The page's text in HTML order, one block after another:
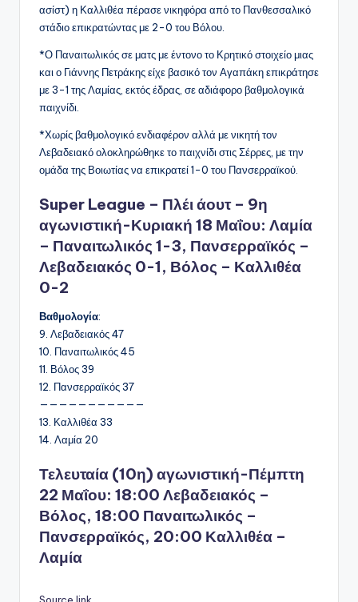
ασίστ) η Καλλιθέα πέρασε νικηφόρα από το Πανθεσσαλικό
στάδιο επικρατώντας με 2-0 του Βόλου.
*Ο Παναιτωλικός σε ματς με έντονο το Κρητικό στοιχείο μιας
και ο Γιάννης Πετράκης είχε βασικό τον Αγαπάκη επικράτησε
με 3-1 της Λαμίας, εκτός έδρας, σε αδιάφορο βαθμολογικά
παιχνίδι.
*Χωρίς βαθμολογικό ενδιαφέρον αλλά με νικητή τον
Λεβαδειακό ολοκληρώθηκε το παιχνίδι στις Σέρρες, με την
ομάδα της Βοιωτίας να επικρατεί 1-0 του Πανσερραϊκού.
Super League – Πλέι άουτ – 9η
αγωνιστική-Κυριακή 18 Μαΐου: Λαμία
– Παναιτωλικός 1-3, Πανσερραϊκός –
Λεβαδειακός 0-1, Βόλος – Καλλιθέα
0-2
Βαθμολογία:
9. Λεβαδειακός 47
10. Παναιτωλικός 45
11. Βόλος 39
12. Πανσερραϊκός 37
———————————
13. Καλλιθέα 33
14. Λαμία 20
Τελευταία (10η) αγωνιστική-Πέμπτη
22 Μαΐου: 18:00 Λεβαδειακός –
Βόλος, 18:00 Παναιτωλικός –
Πανσερραϊκός, 20:00 Καλλιθέα –
Λαμία